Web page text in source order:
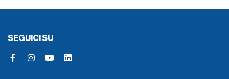
SEGUICI SU